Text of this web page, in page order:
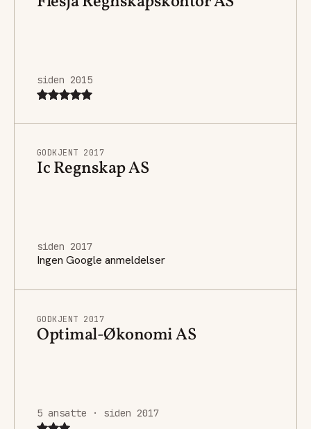
siden 2015
GODKJENT 2017
Ic Regnskap AS
siden 2017
Ingen Google anmeldelser
GODKJENT 2017
Optimal-Økonomi AS
5 ansatte · siden 2017